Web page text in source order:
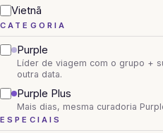
Vietnã
CATEGORIA
Purple
Líder de viagem com o grupo +
outra data.
Purple Plus
Mais dias, mesma curadoria
ESPECIAIS